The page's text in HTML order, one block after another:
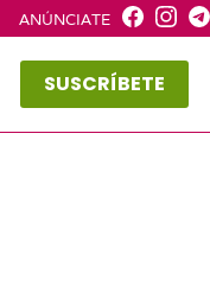
ANÚNCIATE
SUSCRÍBETE